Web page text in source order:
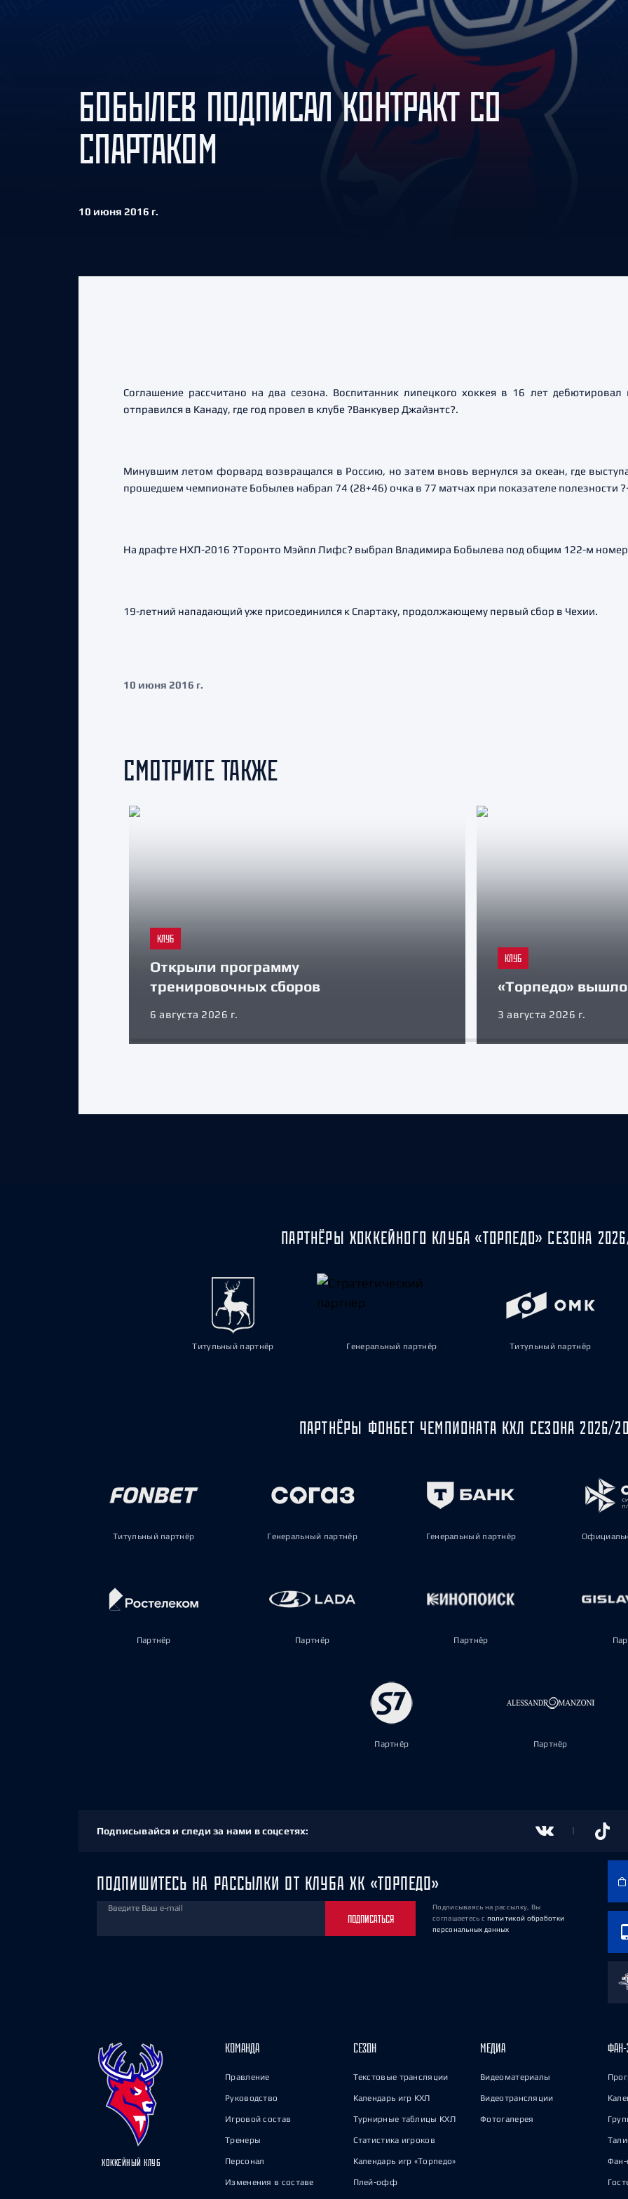
Амур
Барыс
Салават Юлаев
Сибирь
БОБЫЛЕВ ПОДПИСАЛ КОНТРАКТ СО
СПАРТАКОМ
10 июня 2016 г.
Соглашение рассчитано на два сезона. Воспитанник липецкого хоккея в 16 лет
отправился в Канаду, где год провел в клубе ?Ванкувер Джайэнтс?.
Минувшим летом форвард возвращался в Россию, но затем вновь вернулся за океан, где
прошедшем чемпионате Бобылев набрал 74 (28+46) очка в 77 матчах при показателе полезности
На драфте НХЛ-2016 ?Торонто Мэйпл Лифс? выбрал Владимира Бобылева под общим 122-м
19-летний нападающий уже присоединился к Спартаку, продолжающему первый сбор в Чехии.
10 июня 2016 г.
СМОТРИТЕ ТАКЖЕ
КЛУБ
Открыли программу
тренировочных сборов
6 августа 2026 г.
КЛУБ
«Торпедо» вышло
3 августа 2026 г.
ПАРТНЁРЫ ХОККЕЙНОГО КЛУБА «ТОРПЕДО» СЕЗОНА
Титульный партнёр Генеральный партнёр Титульный партнёр
ПАРТНЁРЫ ФОНБЕТ ЧЕМПИОНАТА КХЛ СЕЗОНА 2026/
Титульный партнёр Генеральный партнёр Генеральный партнёр
Партнёр Партнёр Партнёр
Партнёр Партнёр
Подписывайся и следи за нами в соцсетях:
ПОДПИШИТЕСЬ НА РАССЫЛКИ ОТ КЛУБА ХК «ТОРПЕДО»
Введите Ваш e-mail
ПОДПИСАТЬСЯ
Подписываясь на рассылку, Вы
соглашаетесь с политикой обработки
персональных данных
ХОККЕЙНЫЙ КЛУБ
КОМАНДА
Правление
Руководство
Игровой состав
Тренеры
Персонал
Изменения в составе
СЕЗОН
Текстовые трансляции
Календарь игр КХЛ
Турнирные таблицы КХЛ
Статистика игроков
Календарь игр «Торпедо»
Плей-офф
МЕДИА
Видеоматериалы
Видеотрансляции
Фотогалерея
ФАН-
Фан-